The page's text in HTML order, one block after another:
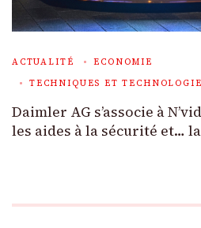
ACTUALITÉ
ECONOMIE
TECHNIQUES ET
Daimler AG s’associe à
les aides à la sécurité et…